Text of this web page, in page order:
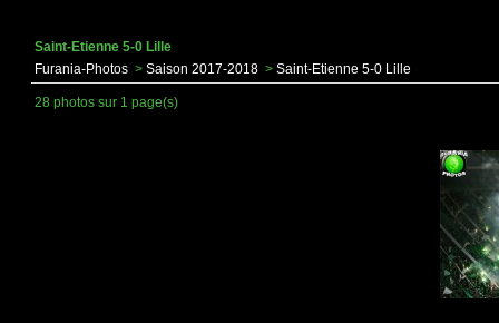
Saint-Etienne 5-0 Lille
Furania-Photos > Saison 2017-2018 > Saint-Etienne 5-0 Lille
28 photos sur 1 page(s)